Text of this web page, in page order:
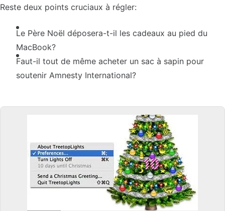
Reste deux points cruciaux à régler:
Le Père Noël déposera-t-il les cadeaux au pied du
MacBook?
Faut-il tout de même acheter un sac à sapin pour
soutenir Amnesty International?